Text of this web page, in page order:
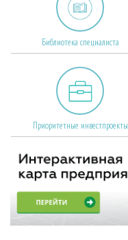
Библиотека специалиста
Приоритетные инвестпроекты